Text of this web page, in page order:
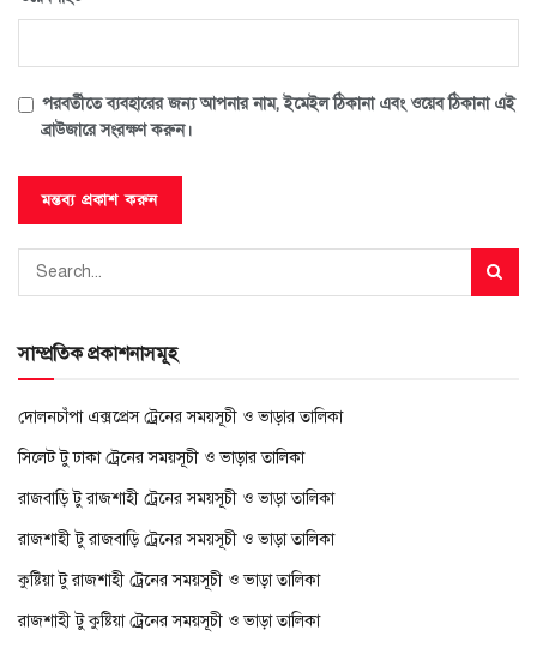
পরবর্তীতে ব্যবহারের জন্য আপনার নাম, ইমেইল ঠিকানা এবং ওয়েব ঠিকানা এই
ব্রাউজারে সংরক্ষণ করুন।
সাম্প্রতিক প্রকাশনাসমূহ
দোলনচাঁপা এক্সপ্রেস ট্রেনের সময়সূচী ও ভাড়ার তালিকা
সিলেট টু ঢাকা ট্রেনের সময়সূচী ও ভাড়ার তালিকা
রাজবাড়ি টু রাজশাহী ট্রেনের সময়সূচী ও ভাড়া তালিকা
রাজশাহী টু রাজবাড়ি ট্রেনের সময়সূচী ও ভাড়া তালিকা
কুষ্টিয়া টু রাজশাহী ট্রেনের সময়সূচী ও ভাড়া তালিকা
রাজশাহী টু কুষ্টিয়া ট্রেনের সময়সূচী ও ভাড়া তালিকা